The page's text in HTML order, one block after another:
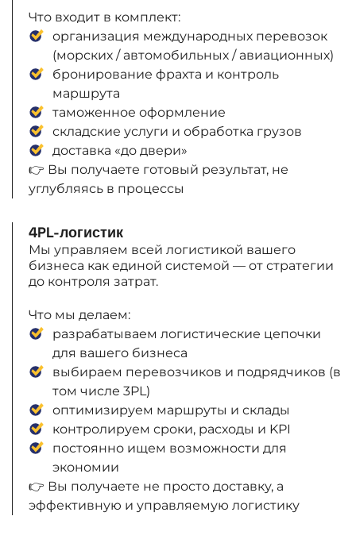
Что входит в комплект:
организация международных перевозок
(морских / автомобильных / авиационных)
бронирование фрахта и контроль
маршрута
таможенное оформление
складские услуги и обработка грузов
доставка «до двери»
👉 Вы получаете готовый результат, не
углубляясь в процессы
4PL-логистик
Мы управляем всей логистикой вашего
бизнеса как единой системой — от стратегии
до контроля затрат.
Что мы делаем:
разрабатываем логистические цепочки
для вашего бизнеса
выбираем перевозчиков и подрядчиков (в
том числе 3PL)
оптимизируем маршруты и склады
контролируем сроки, расходы и KPI
постоянно ищем возможности для
экономии
👉 Вы получаете не просто доставку, а
эффективную и управляемую логистику